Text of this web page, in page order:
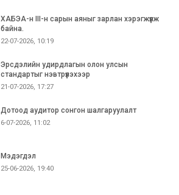
ХАБЭА-н III-н сарын аяныг зарлан хэрэгжүүлж
байна.
22-07-2026, 10:19
Эрсдэлийн удирдлагын олон улсын
стандартыг нэвтрүүлэхээр
21-07-2026, 17:27
Дотоод аудитор сонгон шалгаруулалт
6-07-2026, 11:02
Мэдэгдэл
25-06-2026, 19:40